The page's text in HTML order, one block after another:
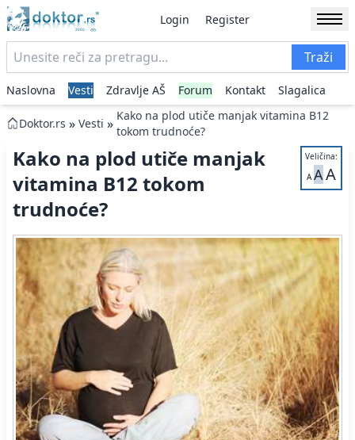
Login Register
Traži
Naslovna Vesti Zdravlje AŠ Forum Kontakt Slagalica
Doktor.rs » Vesti » Kako na plod utiče manjak vitamina B12
tokom trudnoće?
Veličina:
A AA
Kako na plod utiče manjak
vitamina B12 tokom
trudnoće?